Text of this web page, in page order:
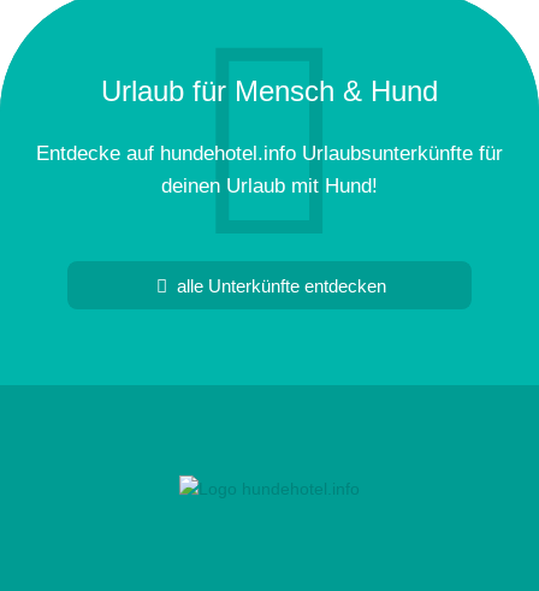
Urlaub für Mensch & Hund
Entdecke auf hundehotel.info Urlaubsunterkünfte für
deinen Urlaub mit Hund!
alle Unterkünfte entdecken